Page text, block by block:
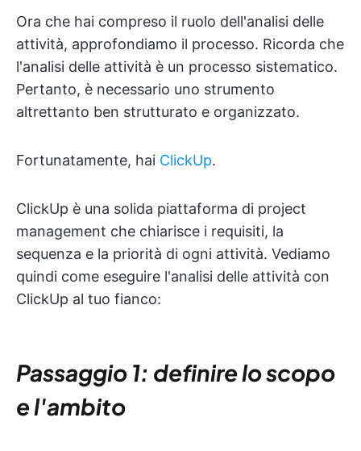
Ora che hai compreso il ruolo dell'analisi delle
attività, approfondiamo il processo. Ricorda che
l'analisi delle attività è un processo sistematico.
Pertanto, è necessario uno strumento
altrettanto ben strutturato e organizzato.
Fortunatamente, hai ClickUp.
ClickUp è una solida piattaforma di project
management che chiarisce i requisiti, la
sequenza e la priorità di ogni attività. Vediamo
quindi come eseguire l'analisi delle attività con
ClickUp al tuo fianco:
Passaggio 1: definire lo scopo
e l'ambito